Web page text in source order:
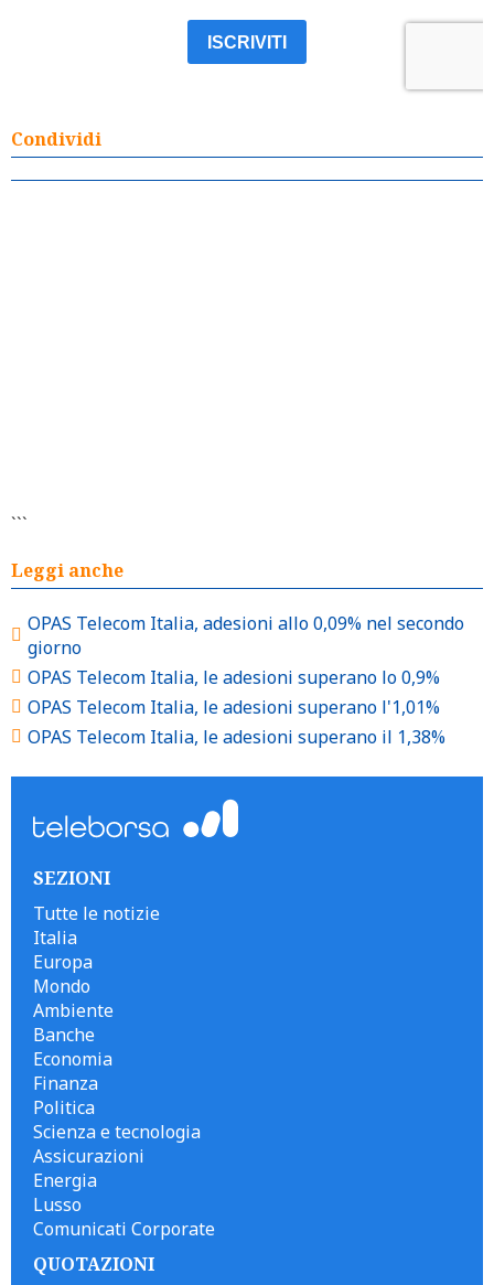
Condividi
```
Leggi anche
OPAS Telecom Italia, adesioni allo 0,09% nel secondo
giorno
OPAS Telecom Italia, le adesioni superano lo 0,9%
OPAS Telecom Italia, le adesioni superano l'1,01%
OPAS Telecom Italia, le adesioni superano il 1,38%
SEZIONI
Tutte le notizie
Italia
Europa
Mondo
Ambiente
Banche
Economia
Finanza
Politica
Scienza e tecnologia
Assicurazioni
Energia
Lusso
Comunicati Corporate
QUOTAZIONI